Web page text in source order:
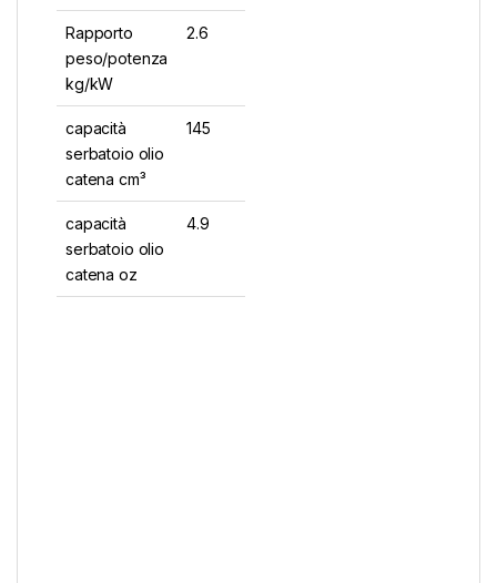
Rapporto
peso/potenza
kg/kW
2.6
capacità
serbatoio olio
catena cm³
145
capacità
serbatoio olio
catena oz
4.9